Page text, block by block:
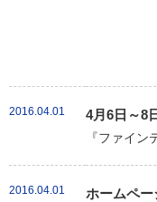
2016.04.01 4月6日～8
『ファイ
2016.04.01 ホームペ